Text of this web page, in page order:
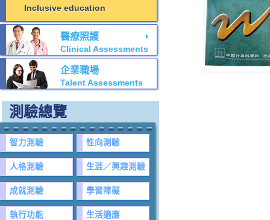
Inclusive education
醫療照護
Clinical Assessments
企業職場
Talent Assessments
測驗總覽
智力測驗 性向測驗
人格測驗 生涯／興趣測驗
成就測驗 學習障礙
執行功能 生活適應